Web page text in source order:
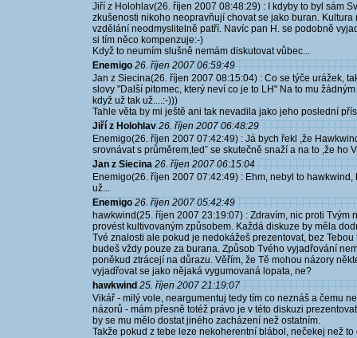
Jiří z Holohlav(26. říjen 2007 08:48:29) : I kdyby to byl sám
zkušenosti nikoho neopravňují chovat se jako buran.
vzdělání neodmyslitelně patří. Navíc pan H. se podobně
si tím něco kompenzuje:-)
Když to neumím slušně nemám diskutovat vůbec...
Enemigo 26. říjen 2007 06:59:49
Jan z Siecina(26. říjen 2007 08:15:04) : Co se týče urážek,
slovy "Další pitomec, který neví co je to LH" Na to mu
když už tak už....:-)))
Tahle věta by mi ještě ani tak nevadila jako jeho poslední
Jiří z Holohlav 26. říjen 2007 06:48:29
Enemigo(26. říjen 2007 07:42:49) : Já bych řekl ,že
srovnávat s průměrem,tedˇ se skutečně snaží a na to ,že ho
Jan z Siecina 26. říjen 2007 06:15:04
Enemigo(26. říjen 2007 07:42:49) : Ehm, nebyl to
už...
Enemigo 26. říjen 2007 05:42:49
hawkwind(25. říjen 2007 23:19:07) : Zdravím, nic proti
provést kultivovaným způsobem. Každá diskuze by měla
Tvé znalosti ale pokud je nedokážeš prezentovat, bez
budeš vždy pouze za burana. Způsob Tvého vyjadřování
poněkud ztrácejí na důrazu. Věřím, že Tě mohou názory
vyjadřovat se jako nějaká vygumovaná lopata, ne?
hawkwind 25. říjen 2007 21:19:07
Vikář - milý vole, neargumentuj tedy tím co neznáš a čemu
názorů - mám přesně totéž právo je v této diskuzi
by se mu mělo dostat jiného zacházení než ostatním.
Takže pokud z tebe leze nekoherentní blábol, nečekej než